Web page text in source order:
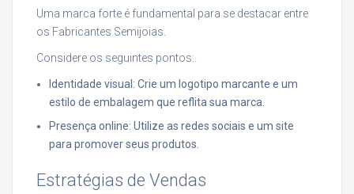
Uma marca forte é fundamental para se destacar entre
os Fabricantes Semijoias.
Considere os seguintes pontos:.
Identidade visual: Crie um logotipo marcante e um
estilo de embalagem que reflita sua marca.
Presença online: Utilize as redes sociais e um site
para promover seus produtos.
Estratégias de Vendas